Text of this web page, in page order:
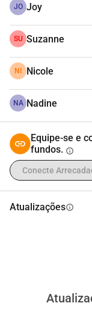
JO Joy
SU Suzanne
NI Nicole
NA Nadine
Equipe-se e
fundos. info
Conecte
Atualizaçõesinfo